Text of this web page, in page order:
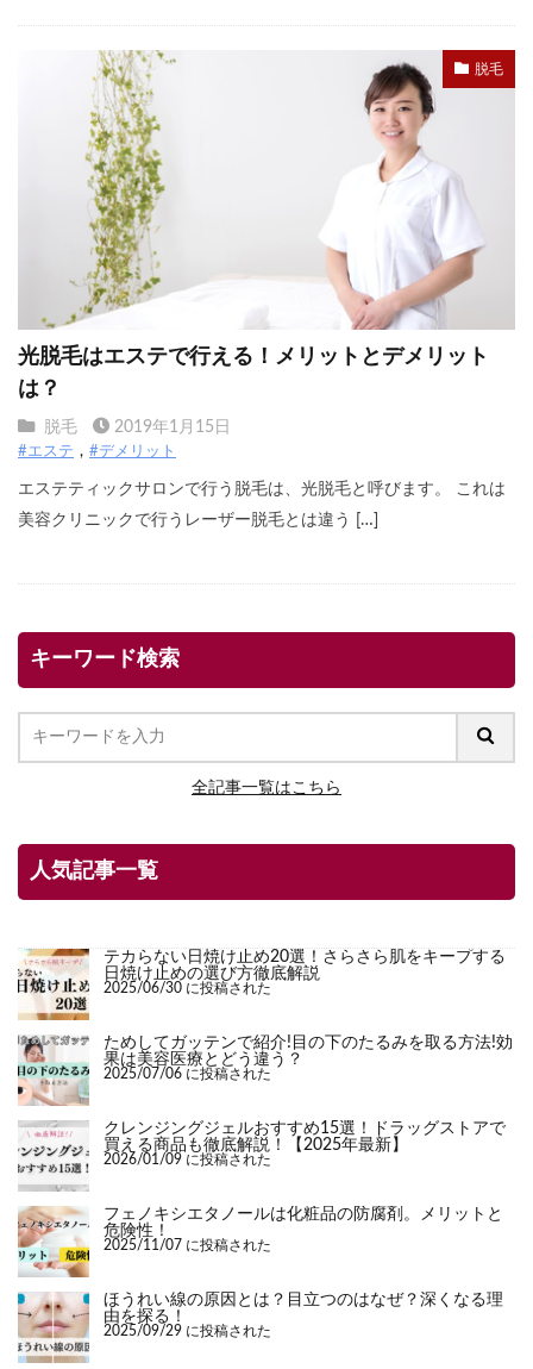
脱毛
光脱毛はエステで行える！メリットとデメリット
は？
脱毛 2019年1月15日
#エステ #デメリット
エステティックサロンで行う脱毛は、光脱毛と呼びます。 これは
美容クリニックで行うレーザー脱毛とは違う […]
キーワード検索
全記事一覧はこちら
人気記事一覧
テカらない日焼け止め20選！さらさら肌をキープする
日焼け止めの選び方徹底解説
2025/06/30 に投稿された
ためしてガッテンで紹介!目の下のたるみを取る方法!効
果は美容医療とどう違う？
2025/07/06 に投稿された
クレンジングジェルおすすめ15選！ドラッグストアで
買える商品も徹底解説！【2025年最新】
2026/01/09 に投稿された
フェノキシエタノールは化粧品の防腐剤。メリットと
危険性！
2025/11/07 に投稿された
ほうれい線の原因とは？目立つのはなぜ？深くなる理
由を探る！
2025/09/29 に投稿された